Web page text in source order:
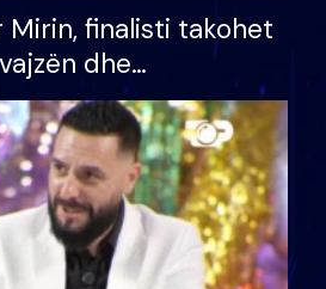
Mirin, finalisti takohet
dhe
S’kemi ndonjë letër